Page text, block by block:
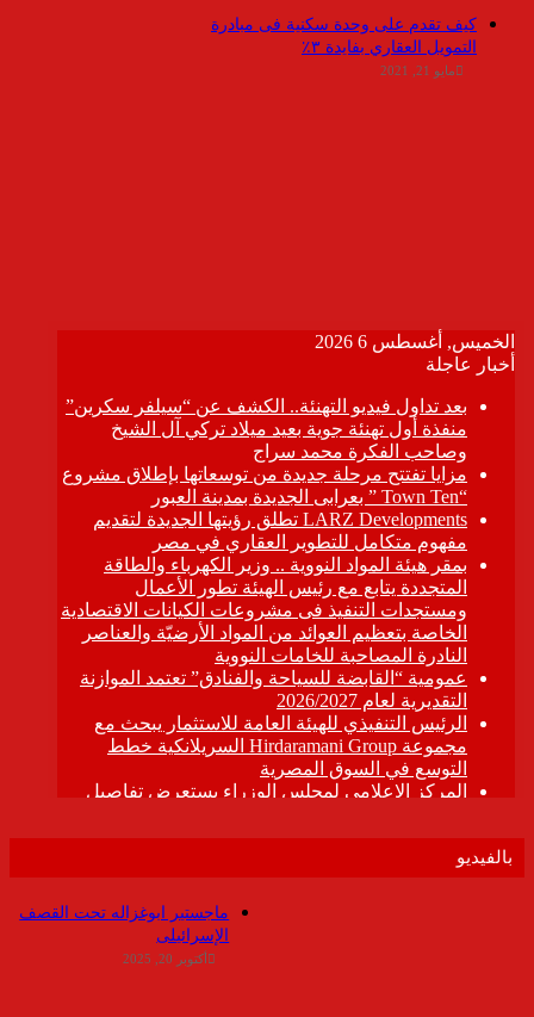
كيف تقدم على وحدة سكنية فى مبادرة
التمويل العقاري بفايدة ٣٪
مايو 21, 2021
بالفيديو
ماجستير ابوغزاله تحت القصف
الإسرائيلى
أكتوبر 20, 2025